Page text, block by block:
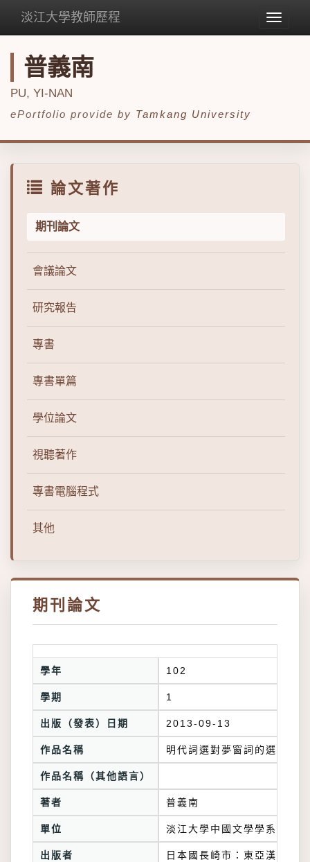
Toggle
淡江大學教師歷程
普義南
PU, YI-NAN
ePortfolio provide by Tamkang University
論文著作
期刊論文
會議論文
研究報告
專書
專書單篇
學位論文
視聽著作
專書電腦程式
其他
期刊論文
學年 102
學期 1
出版（發表）日期 2013-09-13
作品名稱 明代詞選對夢窗詞的選錄與
作品名稱（其他語言）
著者 普義南
單位 淡江大學中國文學學系
出版者 日本國長崎市：東亞漢學研